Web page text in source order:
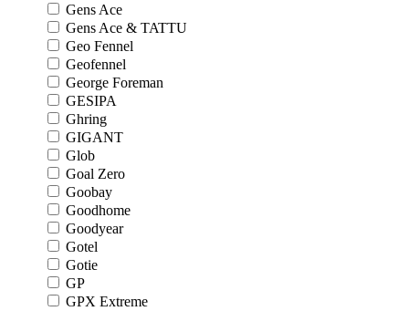
Gens Ace
Gens Ace & TATTU
Geo Fennel
Geofennel
George Foreman
GESIPA
Ghring
GIGANT
Glob
Goal Zero
Goobay
Goodhome
Goodyear
Gotel
Gotie
GP
GPX Extreme